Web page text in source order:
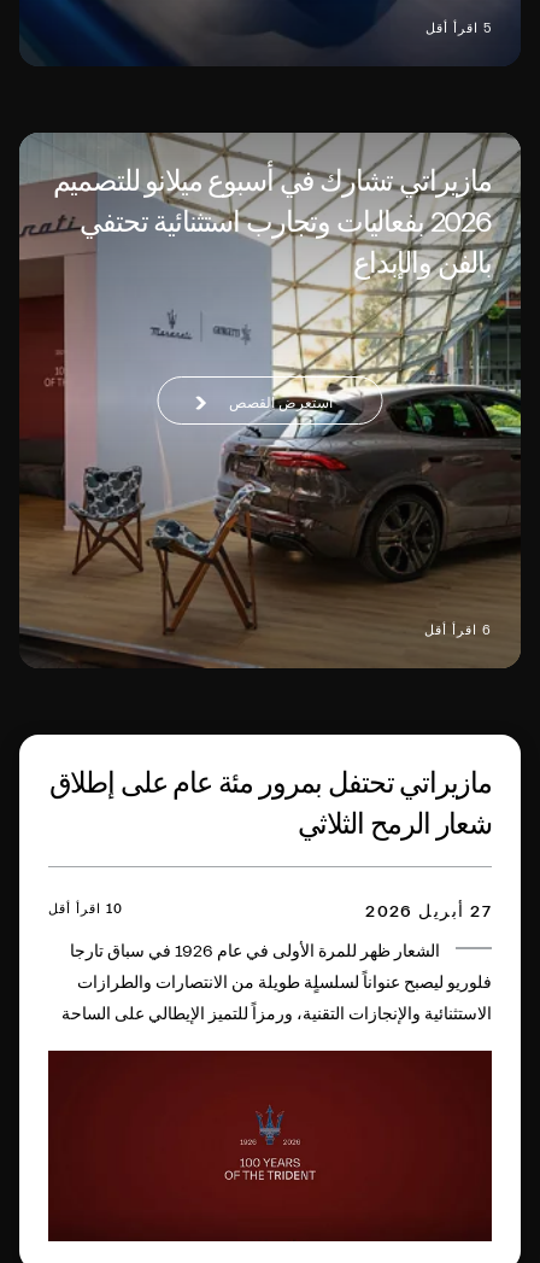
5 اقرأ أقل
مازيراتي تشارك في أسبوع ميلانو للتصميم
2026 بفعاليات وتجارب استثنائية تحتفي
بالفن والإبداع
6 اقرأ أقل
استعرض القصص
مازيراتي تحتفل بمرور مئة عام على إطلاق
شعار الرمح الثلاثي
27 أبريل 2026 10 اقرأ أقل
الشعار ظهر للمرة الأولى في عام 1926 في سباق تارجا
فلوريو ليصبح عنواناً لسلسلٍة طويلة من الانتصارات والطرازات
الاستثنائية والإنجازات التقنية، ورمزاً للتميز الإيطالي على الساحة